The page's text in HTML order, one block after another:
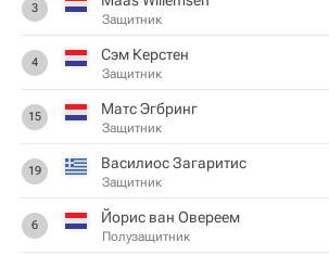
3
Защитник
4 Сэм Керстен
Защитник
15 Матс Эгбринг
Защитник
19 Василиос Загаритис
Защитник
6 Йорис ван Овереем
Полузащитник